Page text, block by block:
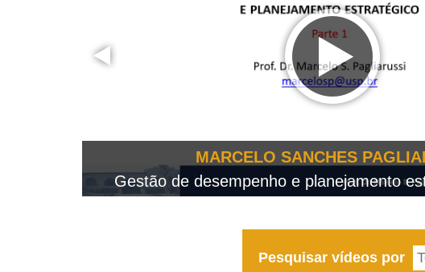
MARCELO SANCHES
Gestão de desempenho e planejamento
Pesquisar vídeos por